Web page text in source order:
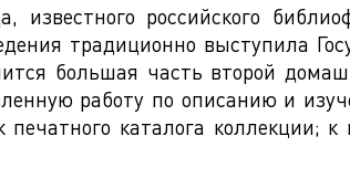
российского
традиционно выступила
большая часть второй
работу по описанию и
каталога коллекции;